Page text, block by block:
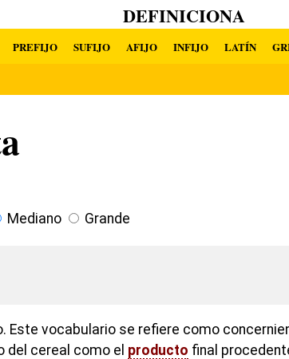
DEFINICIONA
PREFIJO SUFIJO AFIJO INFIJO LATÍN
Mediano Grande
Este vocabulario se refiere como
del cereal como el producto final